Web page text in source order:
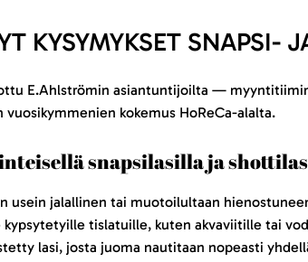
KYSYMYKSET SNAPSI-
E.Ahlströmin asiantuntijoilta —
kokemus HoReCa-alalta.
snapsilasilla ja
usein jalallinen tai muotoilultaan
tislatuille, kuten akvaviitille tai
lasi, josta juoma nautitaan nopeasti